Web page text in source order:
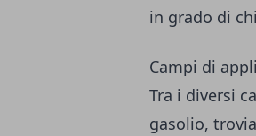
in grado di
Campi di
Tra i diversi
gasolio,